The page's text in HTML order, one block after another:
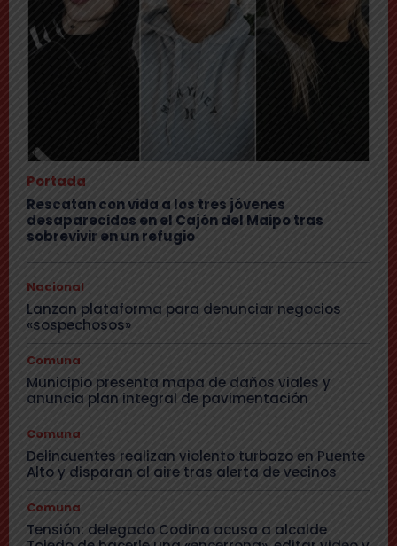
Portada
Rescatan con vida a los tres jóvenes
desaparecidos en el Cajón del Maipo tras
sobrevivir en un refugio
Nacional
Lanzan plataforma para denunciar negocios
«sospechosos»
Comuna
Municipio presenta mapa de daños viales y
anuncia plan integral de pavimentación
Comuna
Delincuentes realizan violento turbazo en Puente
Alto y disparan al aire tras alerta de vecinos
Comuna
Tensión: delegado Codina acusa a alcalde